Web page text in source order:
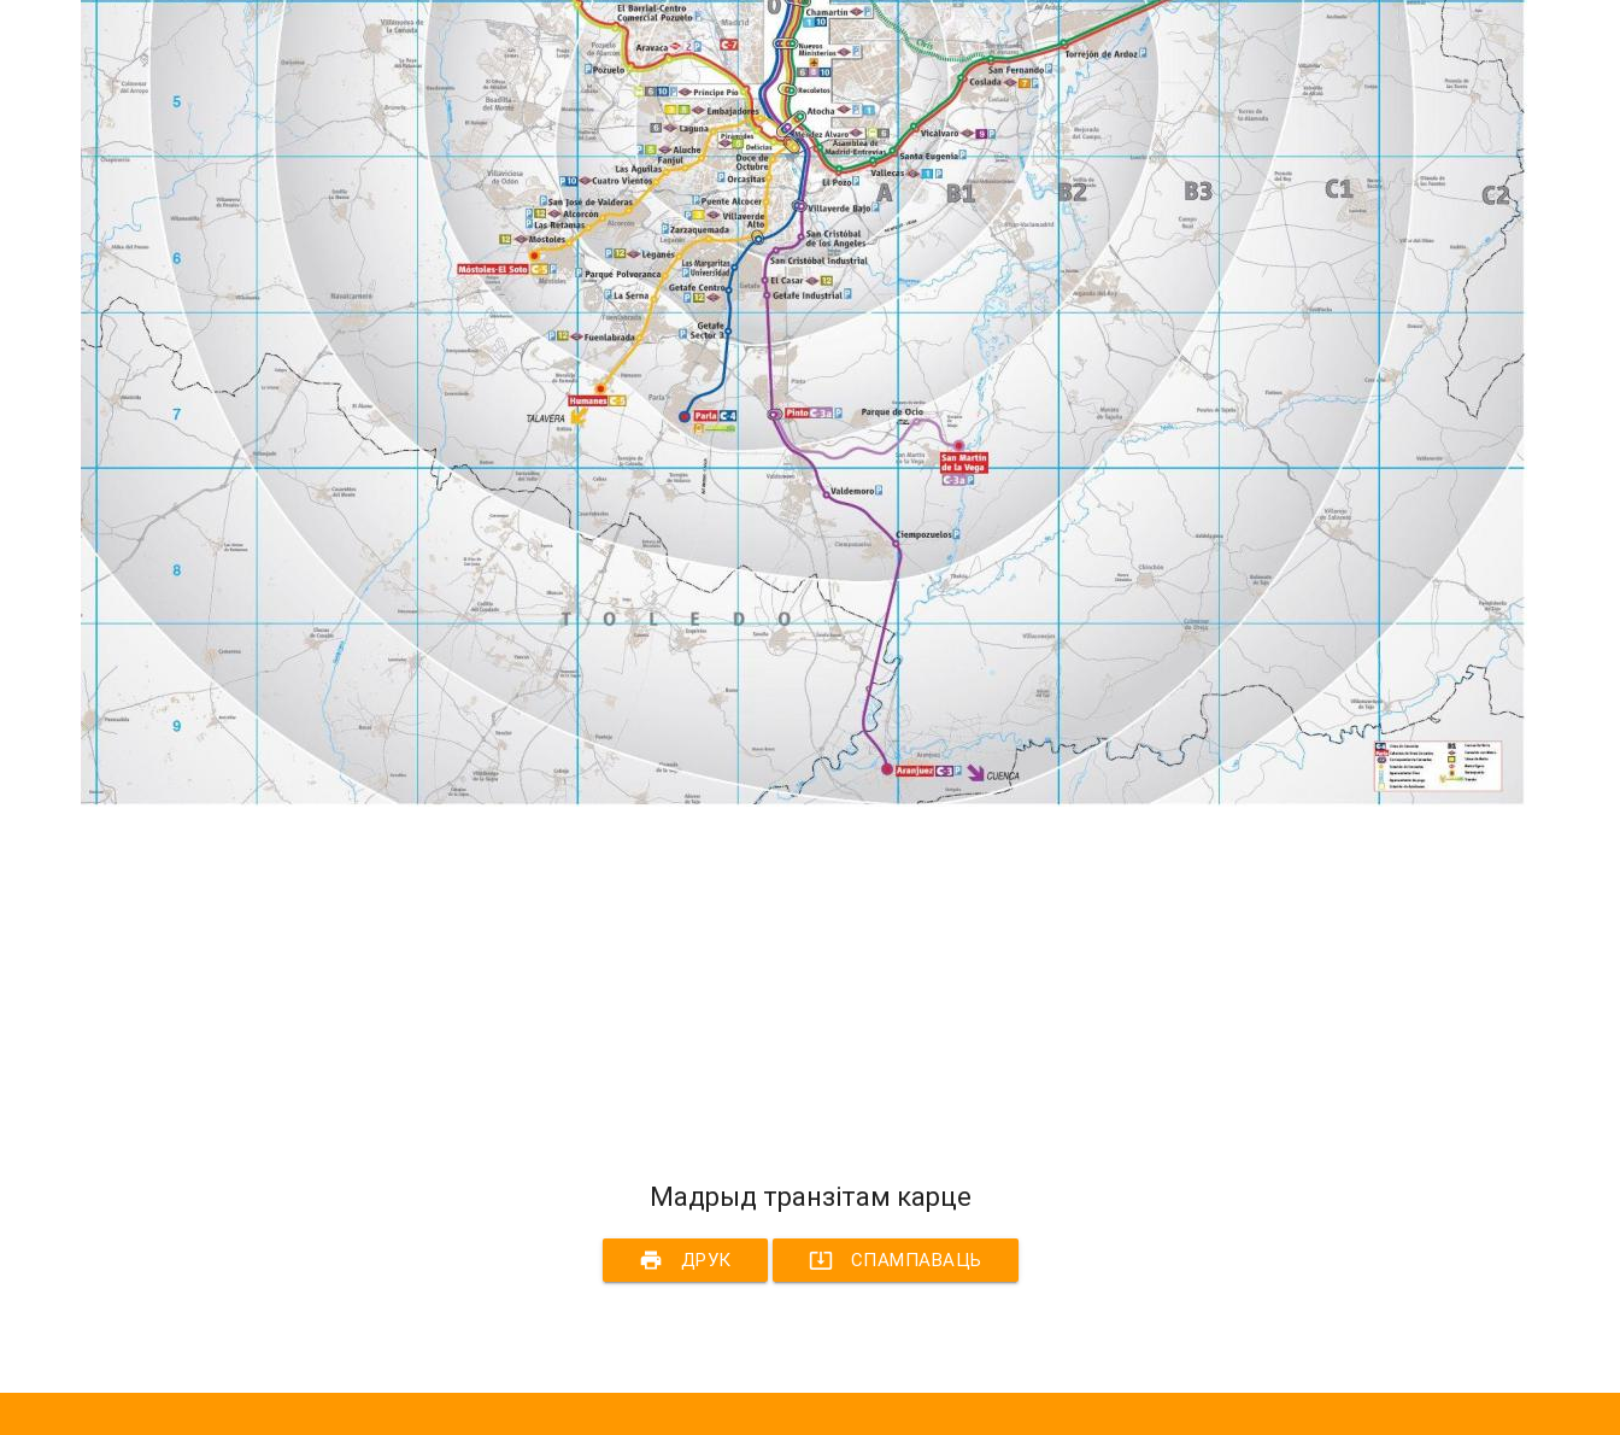
Мадрыд транзітам карце
print ДРУК system_update_alt СПАМПАВАЦЬ